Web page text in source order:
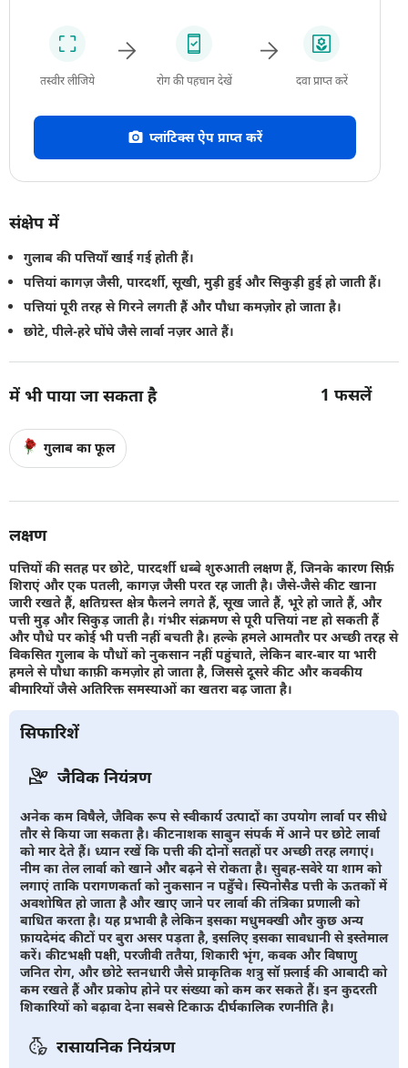
तस्वीर लीजिये रोग की पहचान देखें दवा प्राप्त करें
प्लांटिक्स ऐप प्राप्त करें
संक्षेप में
गुलाब की पत्तियाँ खाई गई होती हैं।
पत्तियां कागज़ जैसी, पारदर्शी, सूखी, मुड़ी हुई और सिकुड़ी हुई हो जाती हैं।
पत्तियां पूरी तरह से गिरने लगती हैं और पौधा कमज़ोर हो जाता है।
छोटे, पीले-हरे घोंघे जैसे लार्वा नज़र आते हैं।
में भी पाया जा सकता है 1 फसलें
गुलाब का फूल
लक्षण
पत्तियों की सतह पर छोटे, पारदर्शी धब्बे शुरुआती लक्षण हैं, जिनके कारण सिर्फ़
शिराएं और एक पतली, कागज़ जैसी परत रह जाती है। जैसे-जैसे कीट खाना
जारी रखते हैं, क्षतिग्रस्त क्षेत्र फैलने लगते हैं, सूख जाते हैं, भूरे हो जाते हैं, और
पत्ती मुड़ और सिकुड़ जाती है। गंभीर संक्रमण से पूरी पत्तियां नष्ट हो सकती हैं
और पौधे पर कोई भी पत्ती नहीं बचती है। हल्के हमले आमतौर पर अच्छी तरह से
विकसित गुलाब के पौधों को नुकसान नहीं पहुंचाते, लेकिन बार-बार या भारी
हमले से पौधा काफ़ी कमज़ोर हो जाता है, जिससे दूसरे कीट और कवकीय
बीमारियों जैसे अतिरिक्त समस्याओं का खतरा बढ़ जाता है।
सिफारिशें
जैविक नियंत्रण
अनेक कम विषैले, जैविक रूप से स्वीकार्य उत्पादों का उपयोग लार्वा पर सीधे
तौर से किया जा सकता है। कीटनाशक साबुन संपर्क में आने पर छोटे लार्वा
को मार देते हैं। ध्यान रखें कि पत्ती की दोनों सतहों पर अच्छी तरह लगाएं।
नीम का तेल लार्वा को खाने और बढ़ने से रोकता है। सुबह-सवेरे या शाम को
लगाएं ताकि परागणकर्ता को नुकसान न पहुँचे। स्पिनोसैड पत्ती के ऊतकों में
अवशोषित हो जाता है और खाए जाने पर लार्वा की तंत्रिका प्रणाली को
बाधित करता है। यह प्रभावी है लेकिन इसका मधुमक्खी और कुछ अन्य
फ़ायदेमंद कीटों पर बुरा असर पड़ता है, इसलिए इसका सावधानी से इस्तेमाल
करें। कीटभक्षी पक्षी, परजीवी ततैया, शिकारी भृंग, कवक और विषाणु
जनित रोग, और छोटे स्तनधारी जैसे प्राकृतिक शत्रु सॉ फ़्लाई की आबादी को
कम रखते हैं और प्रकोप होने पर संख्या को कम कर सकते हैं। इन कुदरती
शिकारियों को बढ़ावा देना सबसे टिकाऊ दीर्घकालिक रणनीति है।
रासायनिक नियंत्रण